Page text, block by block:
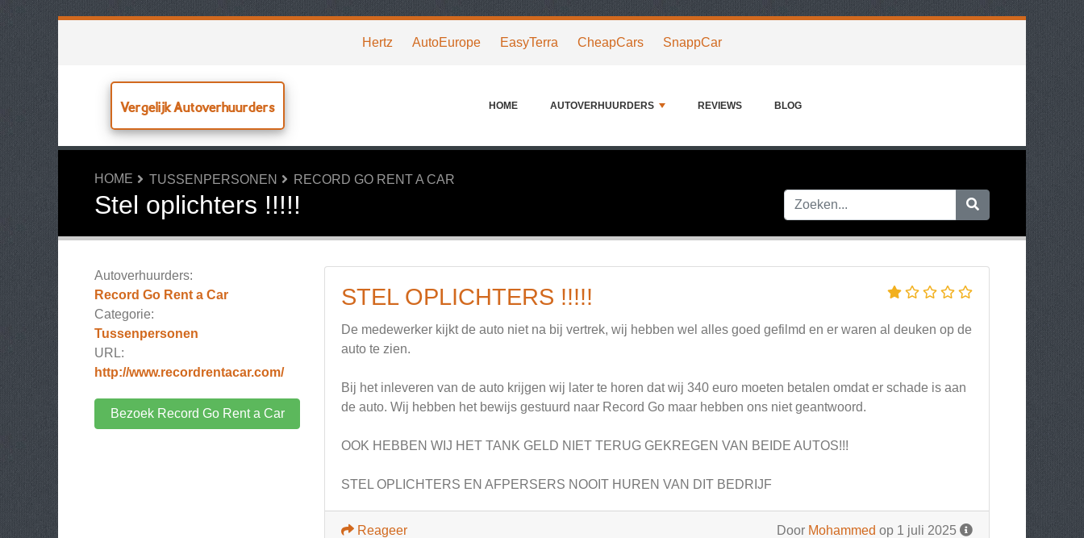
Hertz AutoEurope EasyTerra CheapCars SnappCar
Vergelijk Autoverhuurders HOME AUTOVERHUURDERS REVIEWS BLOG
HOME TUSSENPERSONEN RECORD GO RENT A CAR
Stel oplichters !!!!!
Autoverhuurders:
Record Go Rent a Car
Categorie:
Tussenpersonen
URL:
http://www.recordrentacar.com/
Bezoek Record Go Rent a Car
STEL OPLICHTERS !!!!!
De medewerker kijkt de auto niet na bij vertrek, wij hebben wel alles goed gefilmd en er waren al deuken op de
auto te zien.
Bij het inleveren van de auto krijgen wij later te horen dat wij 340 euro moeten betalen omdat er schade is aan
de auto. Wij hebben het bewijs gestuurd naar Record Go maar hebben ons niet geantwoord.
OOK HEBBEN WIJ HET TANK GELD NIET TERUG GEKREGEN VAN BEIDE AUTOS!!!
STEL OPLICHTERS EN AFPERSERS NOOIT HUREN VAN DIT BEDRIJF
Door Mohammed op 1 juli 2025
Reageer